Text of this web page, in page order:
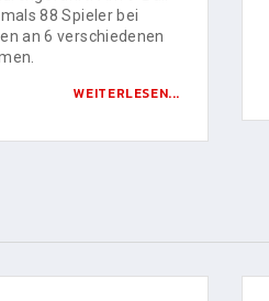
88 Spieler bei
an 6 verschiedenen
WEITERLESEN...